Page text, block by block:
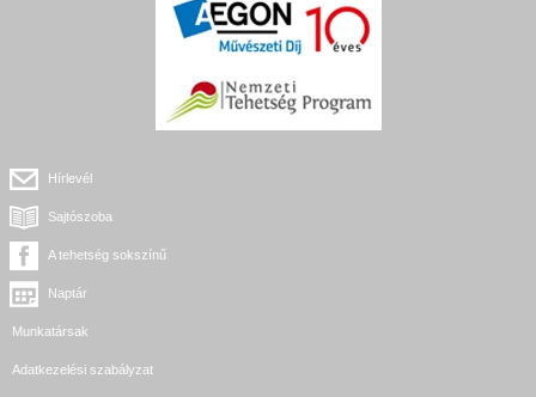
Hírlevél
Sajtószoba
A tehetség sokszínű
Naptár
Munkatársak
Adatkezelési szabályzat